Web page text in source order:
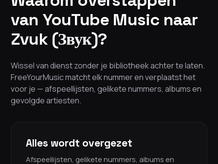
van YouTube Music naar
Zvuk (Звук)?
Wissel van dienst zonder je bibliotheek achter te laten.
FreeYourMusic matcht elk nummer en verplaatst het
voor je — afspeellijsten, gelikete nummers, albums en
gevolgde artiesten.
Alles wordt overgezet
Afspeellijsten, gelikete nummers, albums en